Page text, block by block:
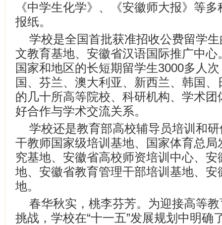
《中学生化学》、《安徽师大报》等
报纸。
学校是全国首批获准招收公费留学
文教育基地、安徽省汉语国际推广中
国家和地区的长短期留学生3000多人
国、芬兰、澳大利亚、新西兰、韩国
的几十所高等院校、科研机构、学术
好合作与学术交流关系。
学校还是教育部高校辅导员培训和
干教师国家级培训基地、国家体育总
究基地、安徽省高校师资培训中心、
地、安徽省教育管理干部培训基地、
地。
春华秋实，桃李芬芳。为迎接高等
挑战，学校在“十一五”发展规划中明确